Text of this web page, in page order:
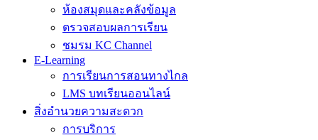
ห้องสมุดและคลังข้อมูล
ตรวจสอบผลการเรียน
ชมรม KC Channel
E-Learning
การเรียนการสอนทางไกล
LMS บทเรียนออนไลน์
สิ่งอำนวยความสะดวก
การบริการ